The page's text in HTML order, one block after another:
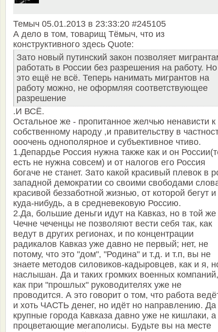
Темыч 05.01.2013 в 23:33:20 #245105
А дело в том, товарищ Тёмыч, что из
конструктивного здесь Quote:
Зато новый путинский закон позволяет
работать в России без разрешения на работу.
это ещё не всё. Теперь нанимать мигрантов на
работу можно, не оформляя соответствующее
разрешение
.И ВСЁ.
Остальное же - пропитанное желчью ненависти к
собственному народу ,и правительству в
ооочень однополярное и субъективное чтиво.
1.Депардье Россия нужна также как и он
есть не нужна совсем) и от налогов его Россия
богаче не станет. Зато какой красивый плевок в
западной демократии со своими свободами
красивой беззаботной жизнью, от которой бегут
куда-нибудь, а в средневековую Россию.
2.Да, большие деньги идут на Кавказ, но в той же
Чечне чеченцы не позволяют вести себя так, как
ведут в других регионах, и по концентрации
радикалов Кавказ уже давно не первый; нет, не
потому, что это "дом", "Родина" и т.д. и т.п, вы не
знаете методов силовиков-кадыровцев, как и я,
наслышан. Да и таких громких военных компаний,
как при "прошлых" руководителях уже не
проводится. А это говорит о том, что работа
и хоть ЧАСТЬ денег, но идёт но направлению. Да
крупные города Кавказа давно уже не кишлаки, а
процветающие мегаполисы. Будьте вы на месте